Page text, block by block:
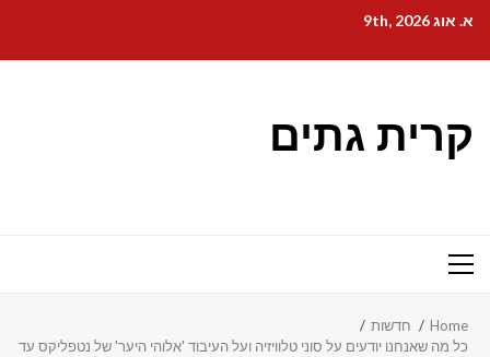
content
א. אוג 9th, 2026
קרית גתים
Primary
Home
חדשות
כל מה שאנחנו יודעים על סוני טלוויזיה ועל העיבוד 'אלוהי היער' של נטפליקס עד